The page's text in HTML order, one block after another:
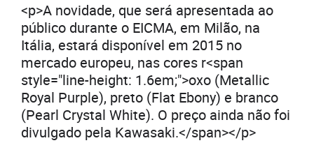
<p>A novidade, que será apresentada ao
público durante o EICMA, em Milão, na
Itália, estará disponível em 2015 no
mercado europeu, nas cores r<span
style="line-height: 1.6em;">oxo (Metallic
Royal Purple), preto (Flat Ebony) e branco
(Pearl Crystal White). O preço ainda não foi
divulgado pela Kawasaki.</span></p>